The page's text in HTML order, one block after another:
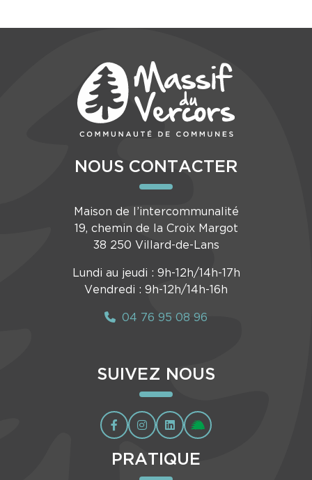
NOUS CONTACTER
Maison de l’intercommunalité
19, chemin de la Croix Margot
38 250 Villard-de-Lans
Lundi au jeudi : 9h-12h/14h-17h
Vendredi : 9h-12h/14h-16h
04 76 95 08 96
SUIVEZ NOUS
PRATIQUE